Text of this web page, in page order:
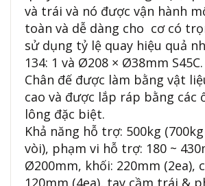
và trái và nó được vận hành
toàn và dễ dàng cho cơ có
sử dụng tỷ lệ quay hiệu quả
134: 1 và Ø208 × Ø38mm S45C.
Chân đế được làm bằng vật
cao và được lắp ráp bằng các
lông đặc biệt.
Khả năng hỗ trợ: 500kg
vòi), phạm vi hỗ trợ: 180 ~
Ø200mm, khối: 220mm (2ea),
120mm (4ea), tay cầm trái &